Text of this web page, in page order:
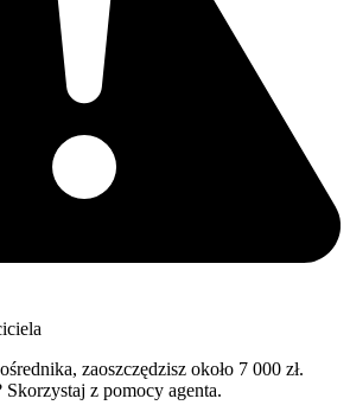
zaoszczędzisz około 7 000 zł.
Skorzystaj z pomocy agenta.